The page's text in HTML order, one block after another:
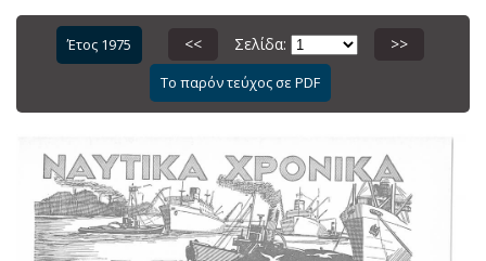
Έτος 1975 << Σελίδα: >>
Το παρόν τεύχος σε PDF